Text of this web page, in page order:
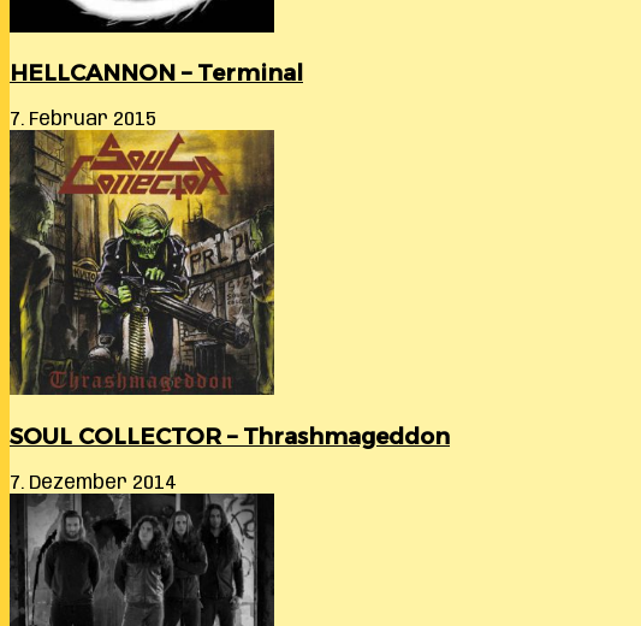
HELLCANNON – Terminal
7. Februar 2015
SOUL COLLECTOR – Thrashmageddon
7. Dezember 2014